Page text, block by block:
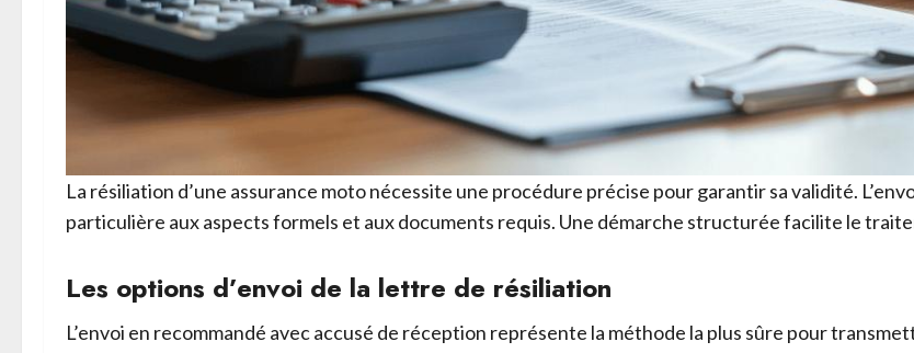
La résiliation d’une assurance moto nécessite une procédure précise pour garantir sa validité.
particulière aux aspects formels et aux documents requis. Une démarche structurée facilite le
Les options d’envoi de la lettre de résiliation
L’envoi en recommandé avec accusé de réception représente la méthode la plus sûre pour